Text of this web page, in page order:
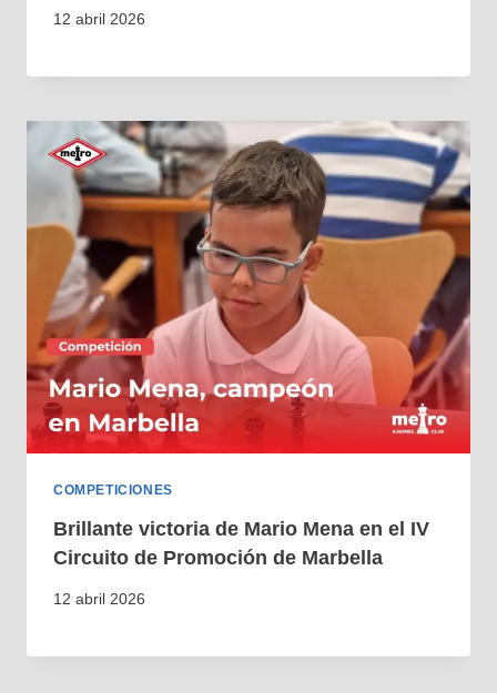
12 abril 2026
COMPETICIONES
Brillante victoria de Mario Mena en el IV
Circuito de Promoción de Marbella
12 abril 2026